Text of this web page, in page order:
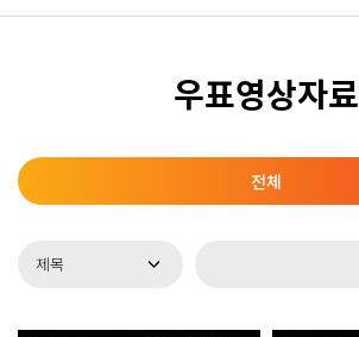
우표영상자료
전체